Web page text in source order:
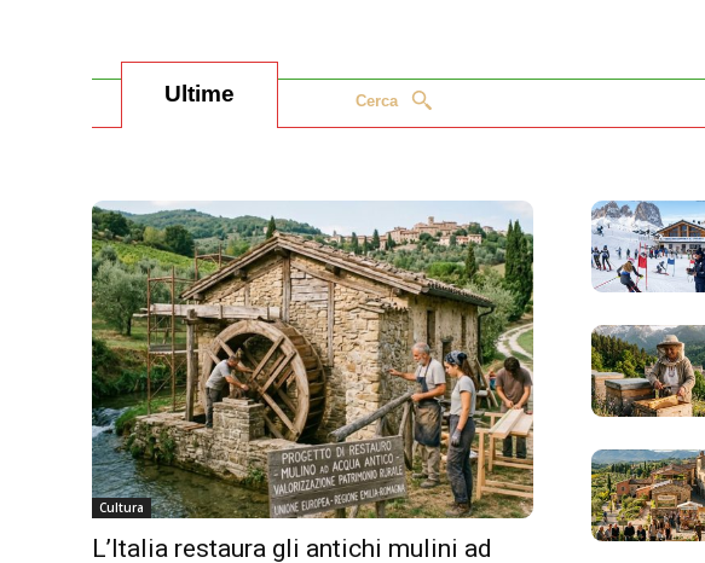
Ultime Cerca
Cultura
L’Italia restaura gli antichi mulini ad